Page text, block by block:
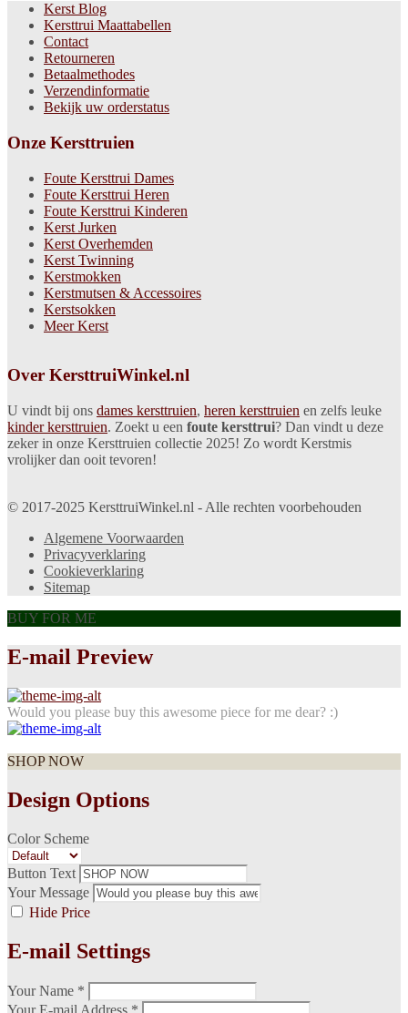
Kerst Blog
Kersttrui Maattabellen
Contact
Retourneren
Betaalmethodes
Verzendinformatie
Bekijk uw orderstatus
Onze Kersttruien
Foute Kersttrui Dames
Foute Kersttrui Heren
Foute Kersttrui Kinderen
Kerst Jurken
Kerst Overhemden
Kerst Twinning
Kerstmokken
Kerstmutsen & Accessoires
Kerstsokken
Meer Kerst
Over KersttruiWinkel.nl
U vindt bij ons dames kersttruien, heren kersttruien en zelfs leuke
kinder kersttruien. Zoekt u een foute kersttrui? Dan vindt u deze
zeker in onze Kersttruien collectie 2025! Zo wordt Kerstmis
vrolijker dan ooit tevoren!
© 2017-2025 KersttruiWinkel.nl - Alle rechten voorbehouden
Algemene Voorwaarden
Privacyverklaring
Cookieverklaring
Sitemap
BUY FOR ME
E-mail Preview
Would you please buy this awesome piece for me dear? :)
SHOP NOW
Design Options
Color Scheme
Button Text
Your Message
Hide Price
E-mail Settings
Your Name *
Your E-mail Address *